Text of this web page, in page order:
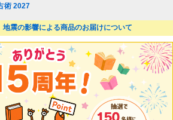
術 2027
地震の影響による商品のお届けについて